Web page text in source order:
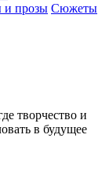
и прозы Сюжеты
творчество и
в будущее